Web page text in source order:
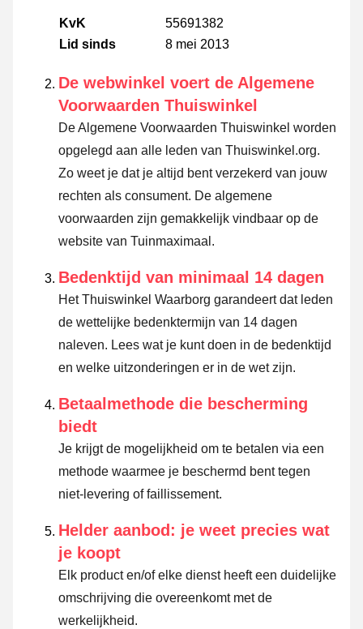
KvK
55691382
Lid sinds
8 mei 2013
De webwinkel voert de Algemene
Voorwaarden Thuiswinkel
De Algemene Voorwaarden Thuiswinkel worden
opgelegd aan alle leden van Thuiswinkel.org.
Zo weet je dat je altijd bent verzekerd van jouw
rechten als consument. De algemene
voorwaarden zijn gemakkelijk vindbaar op de
website van Tuinmaximaal.
Bedenktijd van minimaal 14 dagen
Het Thuiswinkel Waarborg garandeert dat leden
de wettelijke bedenktermijn van 14 dagen
naleven. Lees wat je kunt doen in de bedenktijd
en welke uitzonderingen er in de wet zijn.
Betaalmethode die bescherming
biedt
Je krijgt de mogelijkheid om te betalen via een
methode waarmee je beschermd bent tegen
niet-levering of faillissement.
Helder aanbod: je weet precies wat
je koopt
Elk product en/of elke dienst heeft een duidelijke
omschrijving die overeenkomt met de
werkelijkheid.